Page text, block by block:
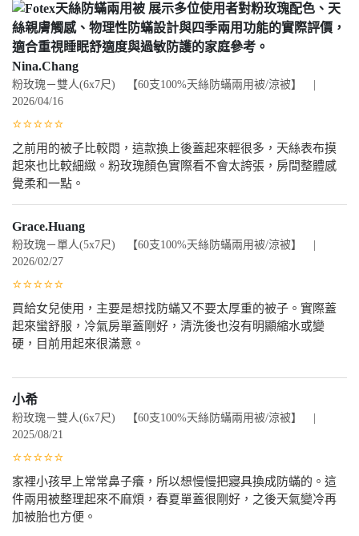
Nina.Chang
粉玫瑰－雙人(6x7尺) 【60支100%天絲防蟎兩用被/涼被】 |
2026/04/16
⭐⭐⭐⭐⭐
之前用的被子比較悶，這款換上後蓋起來輕很多，天絲表布摸
起來也比較細緻。粉玫瑰顏色實際看不會太誇張，房間整體感
覺柔和一點。
Grace.Huang
粉玫瑰－單人(5x7尺) 【60支100%天絲防蟎兩用被/涼被】 |
2026/02/27
⭐⭐⭐⭐⭐
買給女兒使用，主要是想找防蟎又不要太厚重的被子。實際蓋
起來蠻舒服，冷氣房單蓋剛好，清洗後也沒有明顯縮水或變
硬，目前用起來很滿意。
小希
粉玫瑰－雙人(6x7尺) 【60支100%天絲防蟎兩用被/涼被】 |
2025/08/21
⭐⭐⭐⭐⭐
家裡小孩早上常常鼻子癢，所以想慢慢把寢具換成防蟎的。這
件兩用被整理起來不麻煩，春夏單蓋很剛好，之後天氣變冷再
加被胎也方便。